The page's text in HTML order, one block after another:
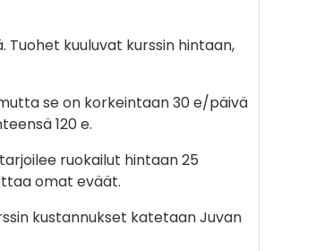
kuuluvat kurssin hintaan,
se on korkeintaan 30 e/päivä
120 e.
ruokailut hintaan 25
omat eväät.
kustannukset katetaan Juvan